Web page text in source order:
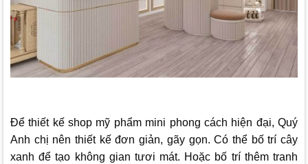
Để thiết kế shop mỹ phẩm mini phong cách hiện đại, Quý
Anh chị nên thiết kế đơn giản, gãy gọn. Có thể bố trí cây
xanh để tạo không gian tươi mát. Hoặc bố trí thêm tranh